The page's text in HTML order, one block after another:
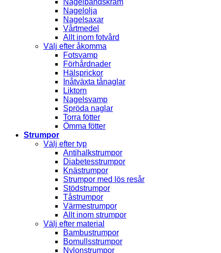
Nagelbandskräm
Nagelolja
Nagelsaxar
Vårtmedel
Allt inom fotvård
Välj efter åkomma
Fotsvamp
Förhårdnader
Hälsprickor
Inåtväxta tånaglar
Liktorn
Nagelsvamp
Spröda naglar
Torra fötter
Ömma fötter
Strumpor
Välj efter typ
Antihalkstrumpor
Diabetesstrumpor
Knästrumpor
Strumpor med lös resår
Stödstrumpor
Tåstrumpor
Värmestrumpor
Allt inom strumpor
Välj efter material
Bambustrumpor
Bomullsstrumpor
Nylonstrumpor